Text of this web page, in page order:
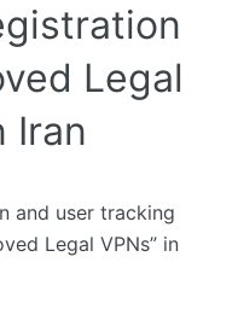
Legal
Iran
and user tracking
Legal VPNs” in